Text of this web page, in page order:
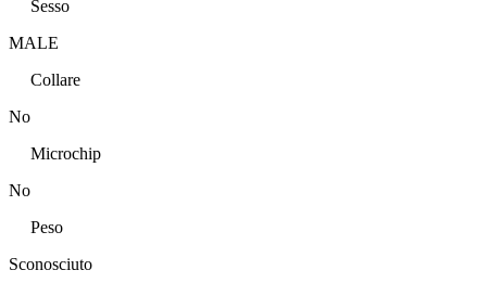
Sesso
MALE
Collare
No
Microchip
No
Peso
Sconosciuto